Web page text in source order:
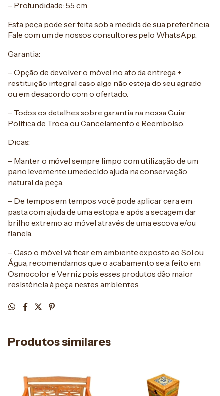
– Profundidade: 55 cm
Esta peça pode ser feita sob a medida de sua preferência.
Fale com um de nossos consultores pelo WhatsApp.
Garantia:
– Opção de devolver o móvel no ato da entrega +
restituição integral caso algo não esteja do seu agrado
ou em desacordo com o ofertado.
– Todos os detalhes sobre garantia na nossa Guia:
Política de Troca ou Cancelamento e Reembolso.
Dicas:
– Manter o móvel sempre limpo com utilização de um
pano levemente umedecido ajuda na conservação
natural da peça.
– De tempos em tempos você pode aplicar cera em
pasta com ajuda de uma estopa e após a secagem dar
brilho extremo ao móvel através de uma escova e/ou
flanela.
– Caso o móvel vá ficar em ambiente exposto ao Sol ou
Água, recomendamos que o acabamento seja feito em
Osmocolor e Verniz pois esses produtos dão maior
resistência à peça nestes ambientes.
Produtos similares